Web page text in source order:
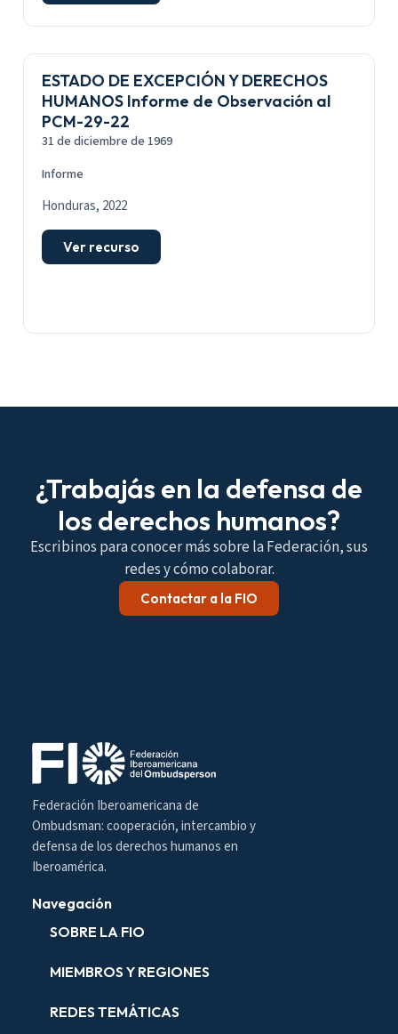
ESTADO DE EXCEPCIÓN Y DERECHOS
HUMANOS Informe de Observación al
PCM-29-22
31 de diciembre de 1969
Informe
Honduras, 2022
Ver recurso
¿Trabajás en la defensa de
los derechos humanos?
Escribinos para conocer más sobre la Federación, sus
redes y cómo colaborar.
Contactar a la FIO
Federación Iberoamericana de
Ombudsman: cooperación, intercambio y
defensa de los derechos humanos en
Iberoamérica.
Navegación
SOBRE LA FIO
MIEMBROS Y REGIONES
REDES TEMÁTICAS